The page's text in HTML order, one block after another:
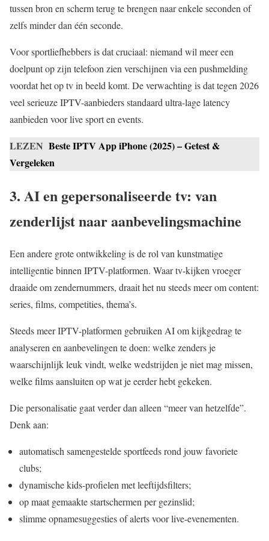
tussen bron en scherm terug te brengen naar enkele seconden of
zelfs minder dan één seconde.
Voor sportliefhebbers is dat cruciaal: niemand wil meer een
doelpunt op zijn telefoon zien verschijnen via een pushmelding
voordat het op tv in beeld komt. De verwachting is dat tegen 2026
veel serieuze IPTV-aanbieders standaard ultra-lage latency
aanbieden voor live sport en events.
LEZEN Beste IPTV App iPhone (2025) – Getest &
Vergeleken
3. AI en gepersonaliseerde tv: van
zenderlijst naar aanbevelingsmachine
Een andere grote ontwikkeling is de rol van kunstmatige
intelligentie binnen IPTV-platformen. Waar tv-kijken vroeger
draaide om zendernummers, draait het nu steeds meer om content:
series, films, competities, thema’s.
Steeds meer IPTV-platformen gebruiken AI om kijkgedrag te
analyseren en aanbevelingen te doen: welke zenders je
waarschijnlijk leuk vindt, welke wedstrijden je niet mag missen,
welke films aansluiten op wat je eerder hebt gekeken.
Die personalisatie gaat verder dan alleen “meer van hetzelfde”.
Denk aan:
automatisch samengestelde sportfeeds rond jouw favoriete
clubs;
dynamische kids-profielen met leeftijdsfilters;
op maat gemaakte startschermen per gezinslid;
slimme opnamesuggesties of alerts voor live-evenementen.